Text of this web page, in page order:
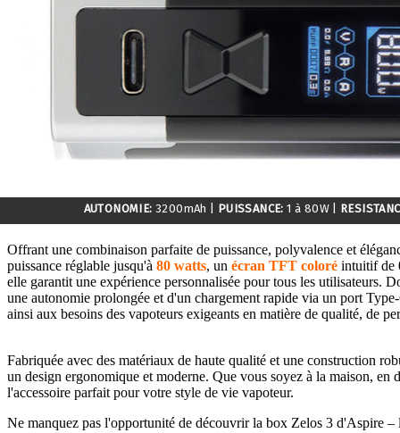
AUTONOMIE: 3200mAh PUISSANCE: 1 à 80W
Offrant une combinaison parfaite de puissance, polyvalence et
puissance réglable jusqu'à 80 watts, un écran TFT coloré intuitif de
elle garantit une expérience personnalisée pour tous les utilisateurs.
une autonomie prolongée et d'un chargement rapide via un port
ainsi aux besoins des vapoteurs exigeants en matière de qualité, de
Fabriquée avec des matériaux de haute qualité et une construction
un design ergonomique et moderne. Que vous soyez à la maison, en
l'accessoire parfait pour votre style de vie vapoteur.
Ne manquez pas l'opportunité de découvrir la box Zelos 3 d'Aspire